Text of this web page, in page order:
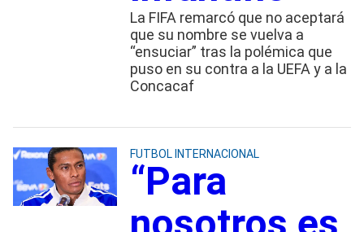
La FIFA remarcó que no aceptará
que su nombre se vuelva a
“ensuciar” tras la polémica que
puso en su contra a la UEFA y a la
Concacaf
FUTBOL INTERNACIONAL
“Para